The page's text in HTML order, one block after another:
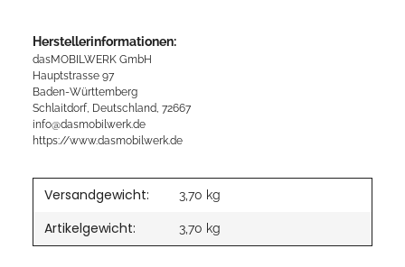
Herstellerinformationen:
dasMOBILWERK GmbH
Hauptstrasse 97
Baden-Württemberg
Schlaitdorf, Deutschland, 72667
info@dasmobilwerk.de
https://www.dasmobilwerk.de
Versandgewicht: 3,70 kg
Artikelgewicht: 3,70 kg